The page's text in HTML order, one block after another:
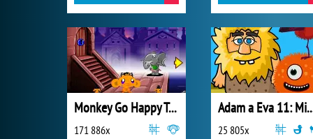
Monkey Go Happy Talisman
171 886x
Adam a Eva
25 805x